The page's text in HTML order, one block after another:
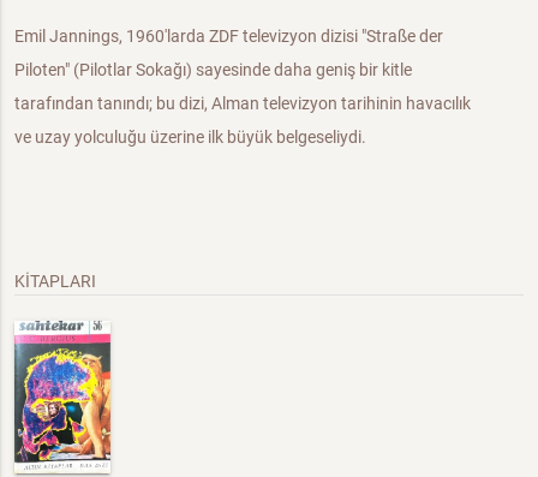
Emil Jannings, 1960'larda ZDF televizyon dizisi "Straße der
Piloten" (Pilotlar Sokağı) sayesinde daha geniş bir kitle
tarafından tanındı; bu dizi, Alman televizyon tarihinin havacılık
ve uzay yolculuğu üzerine ilk büyük belgeseliydi.
KİTAPLARI